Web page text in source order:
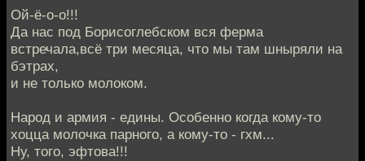
Ой-ё-о-о!!!
Да нас под Борисоглебском вся ферма
встречала,всё три месяца, что мы там шныряли на
бэтрах,
и не только молоком.
Народ и армия - едины. Особенно когда кому-то
хоцца молочка парного, а кому-то - гхм...
Ну, того, эфтова!!!